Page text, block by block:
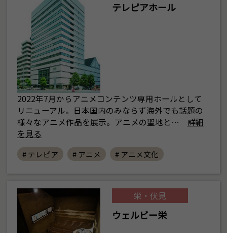
テレピアホール
2022年7月からアニメコンテンツ専用ホールとして
リニューアル。日本国内のみならず海外でも話題の
様々なアニメ作品を展示。アニメの聖地と…
詳細
を見る
# テレピア # アニメ # アニメ文化
栄・伏見
ウェルビー栄